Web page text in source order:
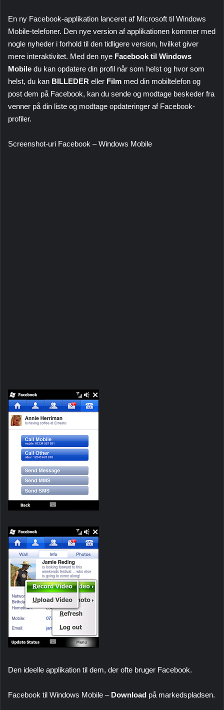
En ny Facebook-applikation lanceret af Microsoft til Windows
Mobile-telefoner. Den nye version af applikationen kommer med
nogle nyheder i forhold til den tidligere version, hvilket giver
mere interaktivitet. Med den nye Facebook til Windows
Mobile du kan opdatere din profil når som helst og hvor som
helst, du kan BILLEDER eller Film med din mobiltelefon og
post dem på Facebook, kan du sende og modtage beskeder fra
venner på din liste og modtage opdateringer af Facebook-
profiler.
Screenshot-uri Facebook – Windows Mobile
Den ideelle applikation til dem, der ofte bruger Facebook.
Facebook til Windows Mobile – Download på markedspladsen.